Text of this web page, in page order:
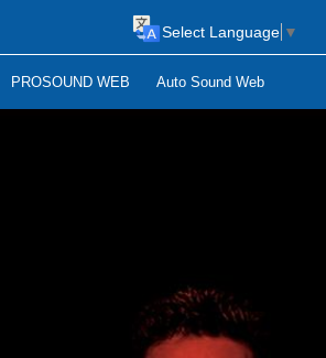
PROSOUND WEB Auto Sound Web
Select Language ▼